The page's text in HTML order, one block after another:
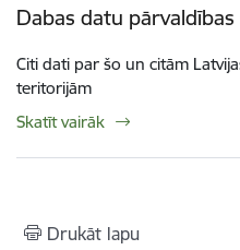
Dabas datu pārvaldības
Citi dati par šo un citām
teritorijām
Skatīt vairāk
Drukāt lapu